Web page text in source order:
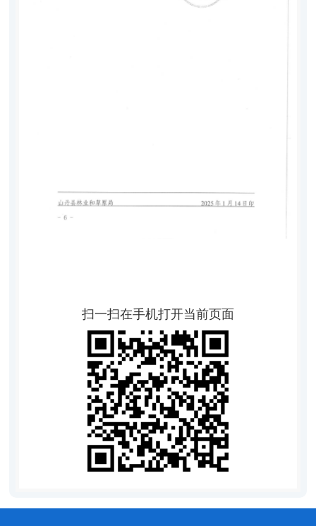
扫一扫在手机打开当前页面